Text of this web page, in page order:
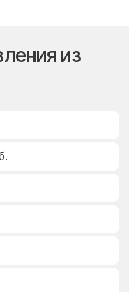
из